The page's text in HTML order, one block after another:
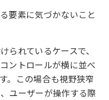
要素に気づかないこと
られているケースで、
ントロールが横に並べ
。この場合も視野狭窄
ユーザーが操作する際